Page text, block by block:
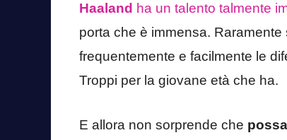
Haaland ha un talento talmente
porta che è immensa.
frequentemente e facilmente le
Troppi per la giovane età che ha.
E allora non sorprende che